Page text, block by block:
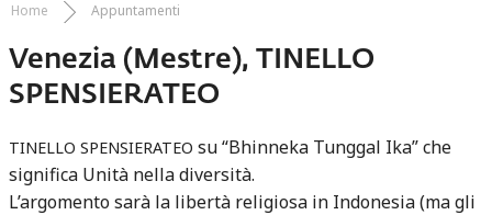
Tu sei qui
Home Appuntamenti
Venezia (Mestre), TINELLO
SPENSIERATEO
TINELLO SPENSIERATEO su “Bhinneka Tunggal Ika” che
significa Unità nella diversità.
L’argomento sarà la libertà religiosa in Indonesia (ma gli